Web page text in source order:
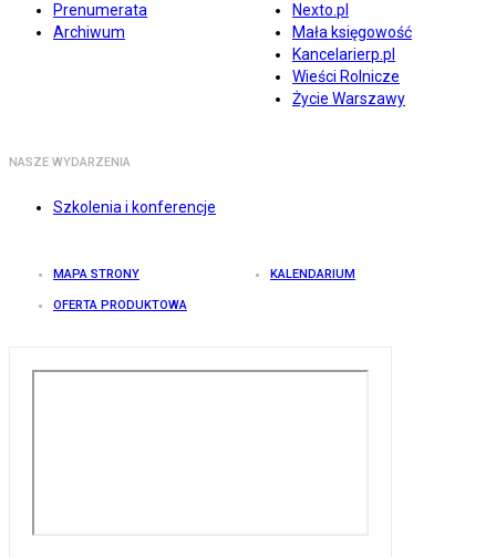
Prenumerata
Archiwum
Nexto.pl
Mała księgowość
Kancelarierp.pl
Wieści Rolnicze
Życie Warszawy
NASZE WYDARZENIA
Szkolenia i konferencje
MAPA STRONY KALENDARIUM
OFERTA PRODUKTOWA